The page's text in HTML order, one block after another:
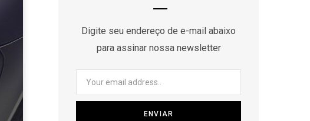
Digite seu endereço de e-mail abaixo
para assinar nossa newsletter